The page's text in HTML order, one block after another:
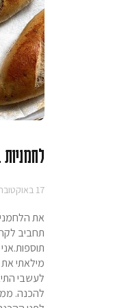
17 באוקטובר 2021
את
תחביב
מילאתי
לעשבי
להכנה.